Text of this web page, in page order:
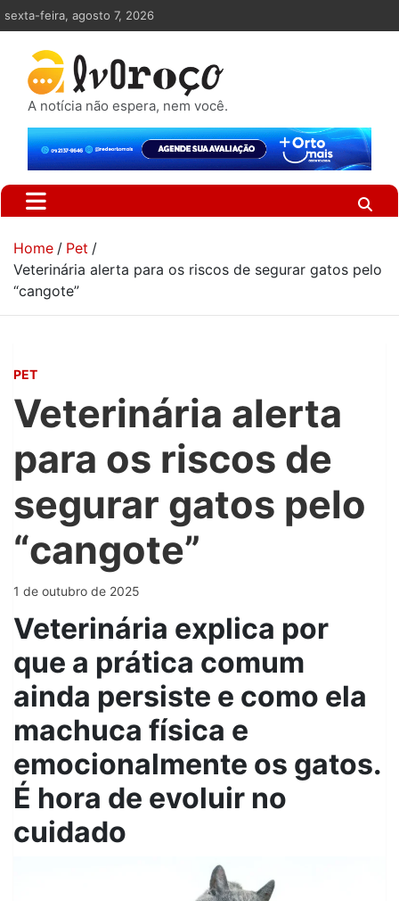
Skip
to
content
sexta-feira, agosto 7, 2026
A notícia não espera, nem você.
Home
Pet
Veterinária alerta para os riscos de segurar gatos pelo
“cangote”
PET
Veterinária alerta
para os riscos de
segurar gatos pelo
“cangote”
1 de outubro de 2025
Veterinária explica por
que a prática comum
ainda persiste e como ela
machuca física e
emocionalmente os gatos.
É hora de evoluir no
cuidado